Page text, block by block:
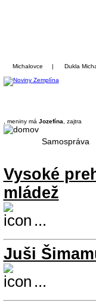
Michalovce | Dukla
, meniny má Jozefína , zajtra
Samospráva
Vysoké
mládež
...
Juši
...